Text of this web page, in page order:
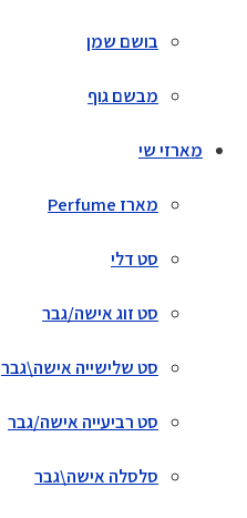
בושם שמן
מבשם גוף
מארזי שי
מארז Perfume
סט דלי
סט זוג אישה/גבר
סט שלישייה אישה\גבר
סט רביעייה אישה/גבר
סלסלה אישה\גבר